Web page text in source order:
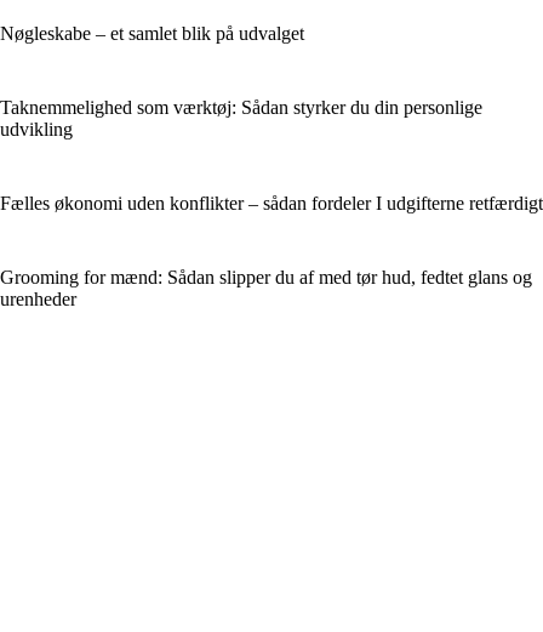
Nøgleskabe – et samlet blik på udvalget
Taknemmelighed som værktøj: Sådan styrker du din personlige
udvikling
Fælles økonomi uden konflikter – sådan fordeler I udgifterne retfærdigt
Grooming for mænd: Sådan slipper du af med tør hud, fedtet glans og
urenheder